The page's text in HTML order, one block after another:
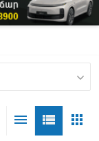
apps
view_list
menu